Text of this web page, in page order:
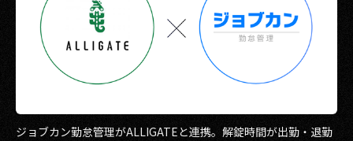
ジョブカン勤怠管理がALLIGATEと連携。解錠時間が出勤・退勤